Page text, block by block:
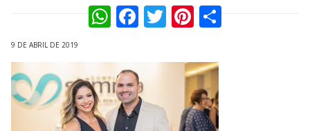
WhatsApp
Facebook
TwitterPinterest
9 DE ABRIL DE 2019